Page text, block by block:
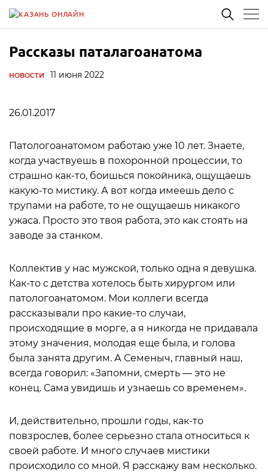
Рассказы паталагоанатома
НОВОСТИ 11 июня 2022
26.01.2017
Патологоанатомом работаю уже 10 лет. Знаете,
когда участвуешь в похоронной процессии, то
страшно как-то, боишься покойника, ощущаешь
какую-то мистику. А вот когда имеешь дело с
трупами на работе, то не ощущаешь никакого
ужаса. Просто это твоя работа, это как стоять на
заводе за станком.
Коллектив у нас мужской, только одна я девушка.
Как-то с детства хотелось быть хирургом или
патологоанатомом. Мои коллеги всегда
рассказывали про какие-то случаи,
происходящие в морге, а я никогда не придавала
этому значения, молодая еще была, и голова
была занята другим. А Семеныч, главный наш,
всегда говорил: «Запомни, смерть — это не
конец. Сама увидишь и узнаешь со временем».
И, действительно, прошли годы, как-то
повзрослев, более серьезно стала относиться к
своей работе. И много случаев мистики
происходило со мной. Я расскажу вам несколько.